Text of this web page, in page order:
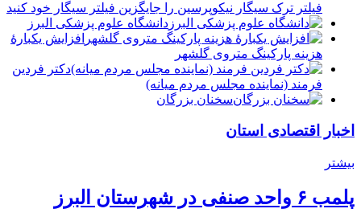
فیلتر ترک سیگار نیکوپرسین را جایگزین فیلتر سیگار خود کنید
دانشگاه علوم پزشکی البرز
افزایش یکبارۀ
هزینه پارکینگ متروی گلشهر
دكتر فردين
فرمند (نماينده مجلس مردم میانه)
سخنان بزرگان
اخبار اقتصادی استان
بیشتر
پلمب ۶ واحد صنفی در شهرستان البرز